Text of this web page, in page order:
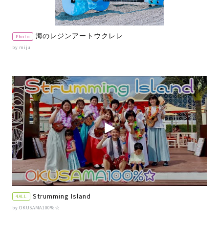
Photo 海のレジンアートウクレレ
by miju
4ALL Strumming Island
by OKUSAMA100%☆